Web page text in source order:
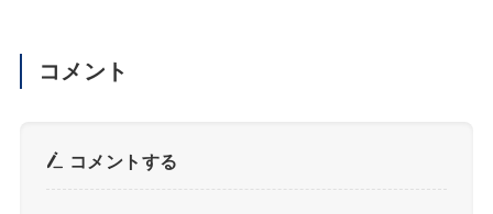
コメント
コメントする